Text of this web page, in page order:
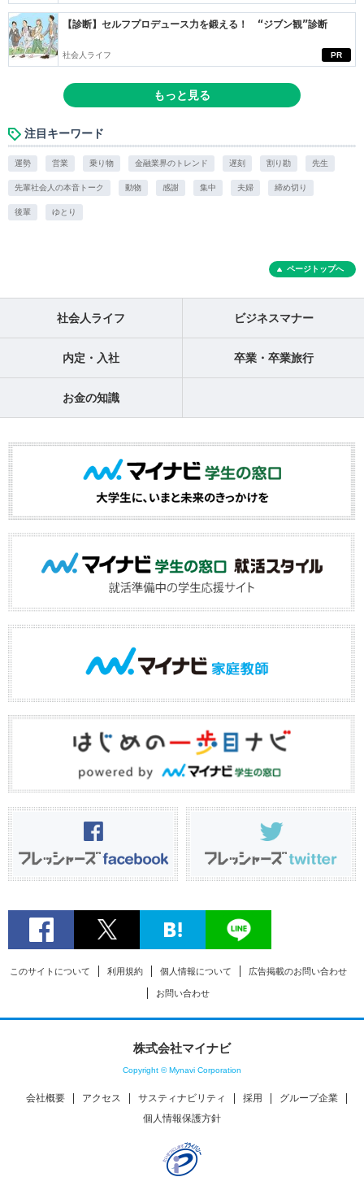
PR
【診断】セルフプロデュース力を鍛える！ “ジブン観”診断
社会人ライフ
もっと見る
注目キーワード
運勢 営業 乗り物 金融業界のトレンド 遅刻 割り勘 先生
先輩社会人の本音トーク 動物 感謝 集中 夫婦 締め切り
後輩 ゆとり
ページトップへ
社会人ライフ ビジネスマナー
内定・入社 卒業・卒業旅行
お金の知識
このサイトについて 利用規約 個人情報について 広告掲載のお問い合わせ
お問い合わせ
株式会社マイナビ
Copyright © Mynavi Corporation
会社概要 アクセス サスティナビリティ 採用
グループ企業
個人情報保護方針